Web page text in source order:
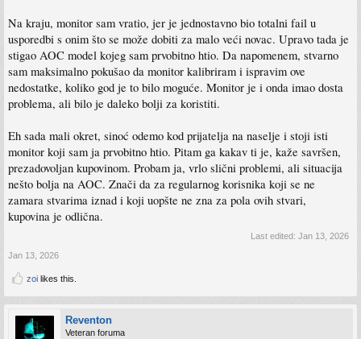
Na kraju, monitor sam vratio, jer je jednostavno bio totalni fail u
usporedbi s onim što se može dobiti za malo veći novac. Upravo tada je
stigao AOC model kojeg sam prvobitno htio. Da napomenem, stvarno
sam maksimalno pokušao da monitor kalibriram i ispravim ove
nedostatke, koliko god je to bilo moguće. Monitor je i onda imao dosta
problema, ali bilo je daleko bolji za koristiti.
Eh sada mali okret, sinoć odemo kod prijatelja na naselje i stoji isti
monitor koji sam ja prvobitno htio. Pitam ga kakav ti je, kaže savršen,
prezadovoljan kupovinom. Probam ja, vrlo slični problemi, ali situacija
nešto bolja na AOC. Znači da za regularnog korisnika koji se ne
zamara stvarima iznad i koji uopšte ne zna za pola ovih stvari,
kupovina je odlična.
Last edited: Jan 13, 2026
Jan 13, 2026
zoi likes this.
Reventon
Veteran foruma